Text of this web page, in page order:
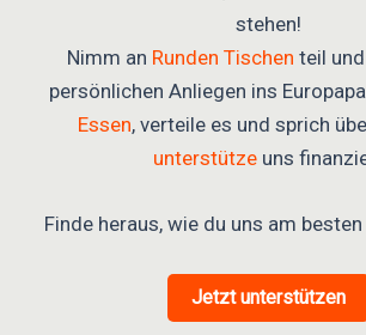
stehen!
Nimm an Runden Tischen teil
persönlichen Anliegen ins
Essen, verteile es und sprich
unterstützeuns
Finde heraus, wie du uns am
Jetzt unterstützen